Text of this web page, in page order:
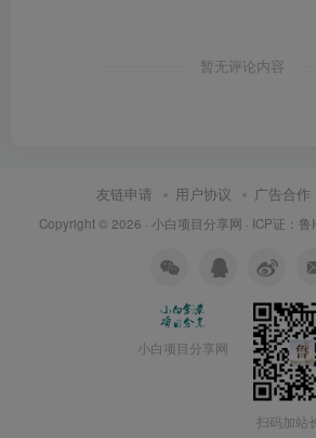
暂无评论内容
友链申请 用户协议 广告合作
Copyright © 2026 · 小白项目分享网 · ICP证： 鲁
小白项目分享网
扫码加站